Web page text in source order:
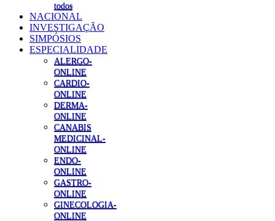
todos
NACIONAL
INVESTIGAÇÃO
SIMPÓSIOS
ESPECIALIDADE
ALERGO-
ONLINE
CARDIO-
ONLINE
DERMA-
ONLINE
CANABIS
MEDICINAL-
ONLINE
ENDO-
ONLINE
GASTRO-
ONLINE
GINECOLOGIA-
ONLINE